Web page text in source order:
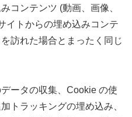
コンテンツ (動画、画像、
イトからの埋め込みコンテ
訪れた場合とまったく同じ
ータの収集、Cookie の使
トラッキングの埋め込み、